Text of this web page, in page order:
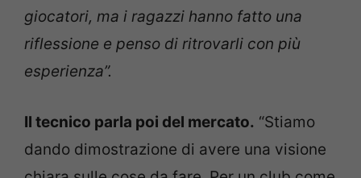
giocatori, ma i ragazzi hanno fatto una
riflessione e penso di ritrovarli con più
esperienza”.
Il tecnico parla poi del mercato. “Stiamo
dando dimostrazione di avere una visione